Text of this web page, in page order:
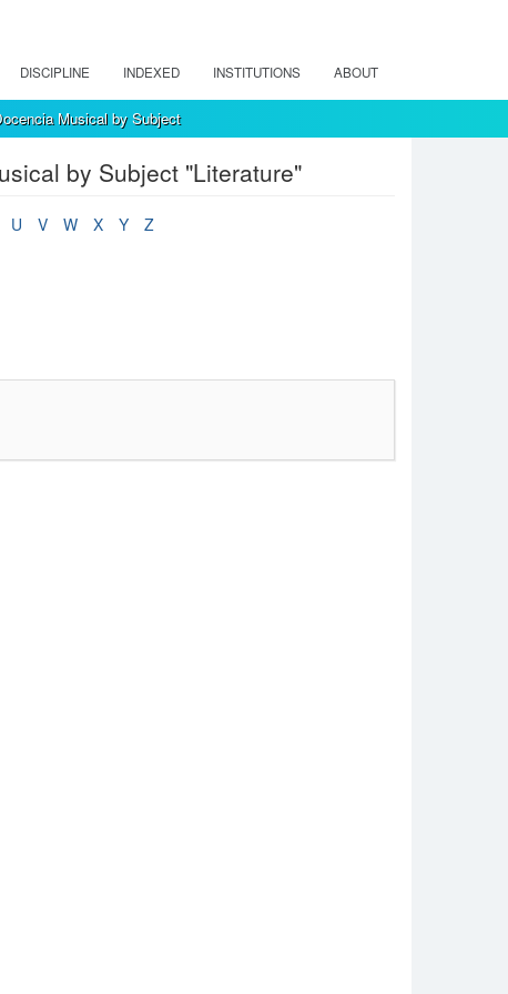
DISCIPLINE INDEXED INSTITUTIONS ABOUT
Musical by Subject
by Subject "Literature"
U V W X Y
Z